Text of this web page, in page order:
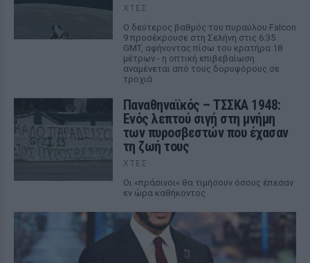
ΧΤΕΣ
Ο δεύτερος βαθμός του πυραύλου Falcon
9 προσέκρουσε στη Σελήνη στις 6:35
GMT, αφήνοντας πίσω του κρατήρα 18
μέτρων - η οπτική επιβεβαίωση
αναμένεται από τους δορυφόρους σε
τροχιά
Παναθηναϊκός – ΤΣΣΚΑ 1948:
Ενός λεπτού σιγή στη μνήμη
των πυροσβεστών που έχασαν
τη ζωή τους
ΧΤΕΣ
Οι «πράσινοι« θα τιμήσουν όσους έπεσαν
εν ώρα καθήκοντος